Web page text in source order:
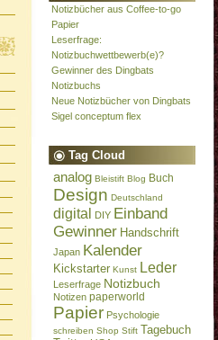
Notizbücher aus Coffee-to-go
Papier
Leserfrage:
Notizbuchwettbewerb(e)?
Gewinner des Dingbats
Notizbuchs
Neue Notizbücher von Dingbats
Sigel conceptum flex
Tag Cloud
analog Bleistift Blog Buch
Design Deutschland
digital DIY Einband
Gewinner Handschrift
Japan Kalender
Kickstarter Kunst Leder
Leserfrage Notizbuch
Notizen paperworld
Papier Psychologie
schreiben Shop Stift Tagebuch